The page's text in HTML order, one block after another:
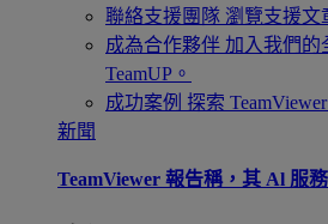
聯絡支援團隊 瀏覽支援文
成為合作夥伴 加入我們的
TeamUP。
成功案例 探索
新聞
TeamViewer 報告稱，其 Al 服